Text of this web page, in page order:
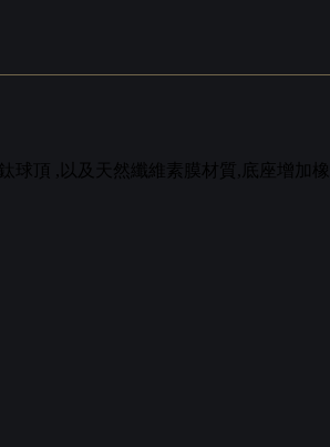
球頂 ,以及天然纖維素膜材質,底座增加